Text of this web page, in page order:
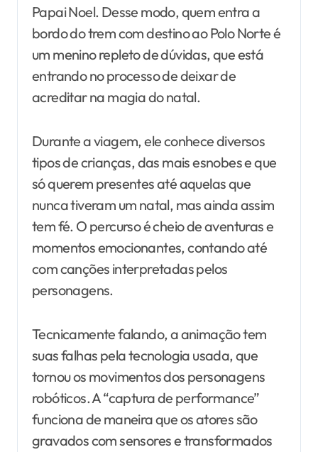
Papai Noel. Desse modo, quem entra a
bordo do trem com destino ao Polo Norte é
um menino repleto de dúvidas, que está
entrando no processo de deixar de
acreditar na magia do natal.
Durante a viagem, ele conhece diversos
tipos de crianças, das mais esnobes e que
só querem presentes até aquelas que
nunca tiveram um natal, mas ainda assim
tem fé. O percurso é cheio de aventuras e
momentos emocionantes, contando até
com canções interpretadas pelos
personagens.
Tecnicamente falando, a animação tem
suas falhas pela tecnologia usada, que
tornou os movimentos dos personagens
robóticos. A “captura de performance”
funciona de maneira que os atores são
gravados com sensores e transformados